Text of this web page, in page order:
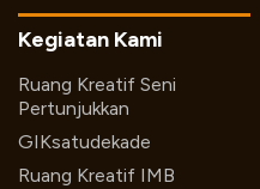
Kegiatan Kami
Ruang Kreatif Seni
Pertunjukkan
GIKsatudekade
Ruang Kreatif IMB